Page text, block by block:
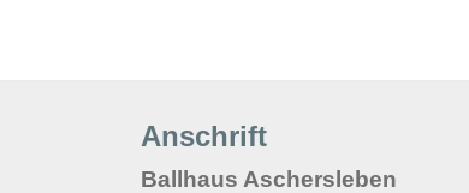
Anschrift
Ballhaus Aschersleben